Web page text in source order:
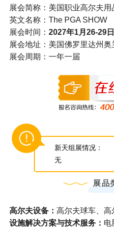
展会简称：美国职业高尔夫用
英文名称：The PGA SHOW
展会时间： 2027年1月26-29日
展会地址：美国佛罗里达州
展会周期：一年一届
新天组展情况：
无
展品
高尔夫设备： 高尔夫球车、
设施解决方案与技术服务： 电